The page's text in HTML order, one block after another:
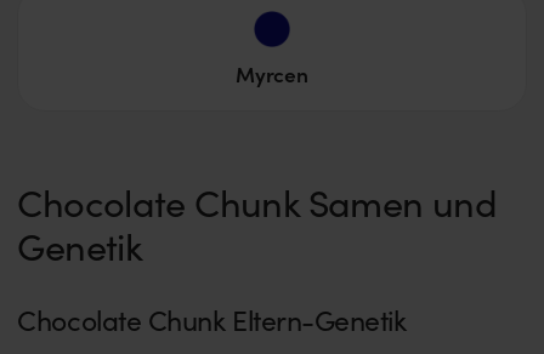
Myrcen
Chocolate Chunk Samen und
Genetik
Chocolate Chunk Eltern-Genetik